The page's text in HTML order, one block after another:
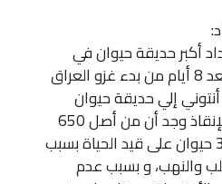
أكبر حديقة حيوان في
الشرق الأوسط، إلا انه بعد 8 أيام من بدء غزو العراق
أنتوني إلي حديقة حيوان
بغداد بمبادرة شخصية للإنقاذ وجد أن من أصل 650
إلي 700 حيوان تبقي 35 حيوان على قيد الحياة بسبب
والنهب، و بسبب عدم